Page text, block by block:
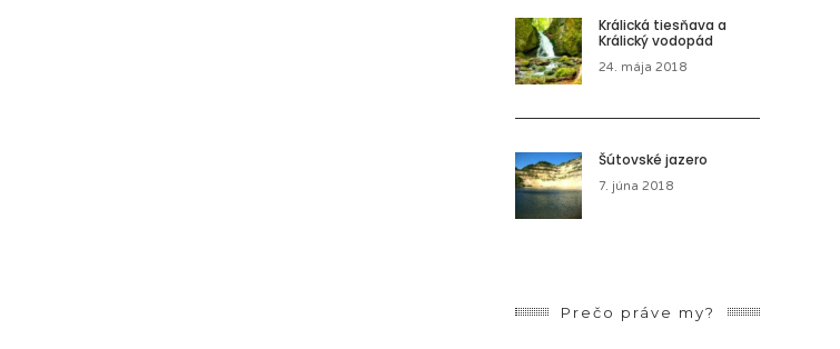
Králická tiesňava a
Králický vodopád
24. mája 2018
Šútovské jazero
7. júna 2018
Prečo práve my?